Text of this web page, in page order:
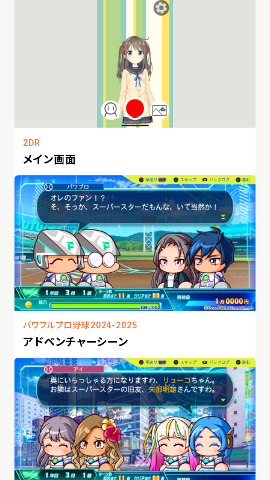
2DR
メイン画面
パワフルプロ野球2024-2025
アドベンチャーシーン